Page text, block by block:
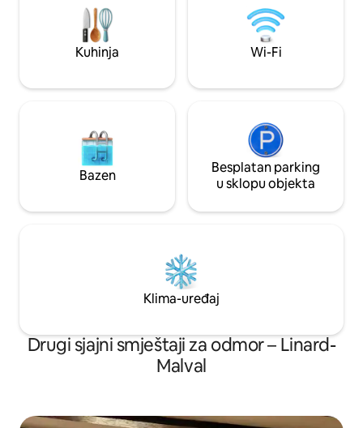
Creuse, 22 km od jezera Eguzon i
njegovih nautičkih aktivnosti,
Gargilessea, 20 km od Argenton-sur-
Creusea, 20 km od La Châtrea, pokrajine
naknade koju
mjesta.
Kuhinja Wi-Fi
Bazen
Besplatan parking
u sklopu objekta
Klima-uređaj
Drugi sjajni smještaji za odmor – Linard-
Malval